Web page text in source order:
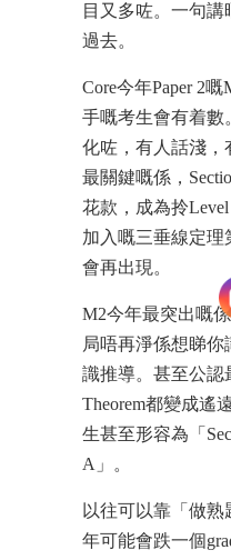
目又多咗。一句
過去。
Core今年Paper 2
手嘅考生會有着數
化咗，有人話淺，
最關鍵嘅係，
花款，成為拎
加入嘅三垂線定
會再出現。
M2今年最突出嘅
局唔再淨係想睇
識推導。甚至公認
Theorem都變成遙
生甚至形容為「
A」。
以往可以靠「做
年可能會跌一個